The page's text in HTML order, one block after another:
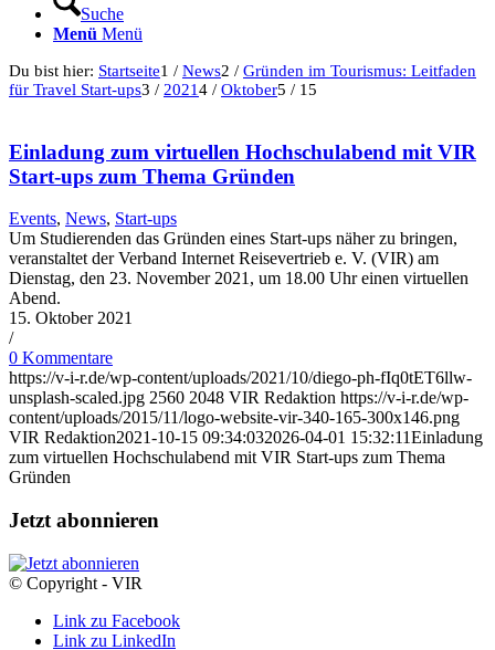
Suche
Menü Menü
Du bist hier: Startseite1 / News2 / Gründen im Tourismus: Leitfaden
für Travel Start-ups3 / 20214 / Oktober5 / 15
Einladung zum virtuellen Hochschulabend mit VIR
Start-ups zum Thema Gründen
Events, News, Start-ups
Um Studierenden das Gründen eines Start-ups näher zu bringen,
veranstaltet der Verband Internet Reisevertrieb e. V. (VIR) am
Dienstag, den 23. November 2021, um 18.00 Uhr einen virtuellen
Abend.
15. Oktober 2021
/
0 Kommentare
https://v-i-r.de/wp-content/uploads/2021/10/diego-ph-fIq0tET6llw-
unsplash-scaled.jpg 2560 2048 VIR Redaktion https://v-i-r.de/wp-
content/uploads/2015/11/logo-website-vir-340-165-300x146.png
VIR Redaktion2021-10-15 09:34:032026-04-01 15:32:11Einladung
zum virtuellen Hochschulabend mit VIR Start-ups zum Thema
Gründen
Jetzt abonnieren
© Copyright - VIR
Link zu Facebook
Link zu LinkedIn